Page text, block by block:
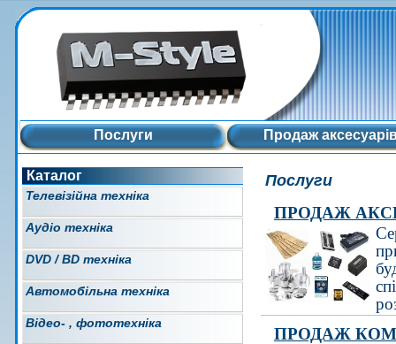
Послуги Продаж
Каталог
Телевізійна техніка
Аудіо техніка
DVD / BD техніка
Автомобільна техніка
Відео- , фототехніка
Послуги
ПРОДАЖ
ПРОДАЖ